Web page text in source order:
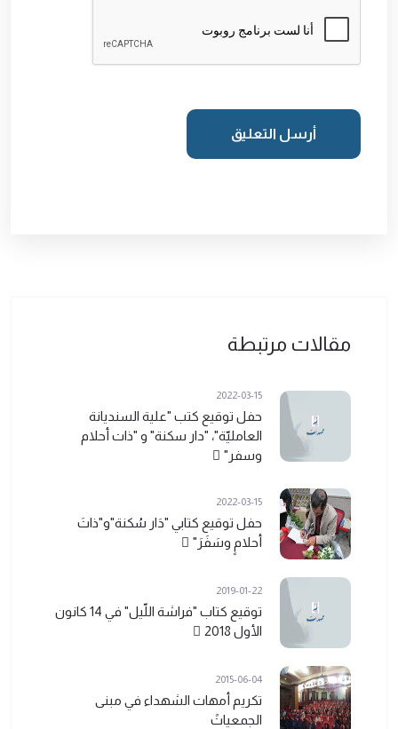
أرسل التعليق
مقالات مرتبطة
2022-03-15
حفل توقيع كتب "علية السنديانة
العامليّة"، "دار سكنة" و "ذات أحلام
وسفر" ً
2022-03-15
حفل توقيع كتابي "دَار سُكنة"و"ذاتَ
أحلامٍ وسَفَرَ" ً
2019-01-22
توقيع كتاب "فراشة اللّيل" في 14 كانون
الأول 2018 ً
2015-06-04
تكريم أمهات الشهداء في مبنى
الجمعياتً